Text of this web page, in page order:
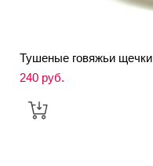
Тушеные говяжьи щечки
240 pуб.